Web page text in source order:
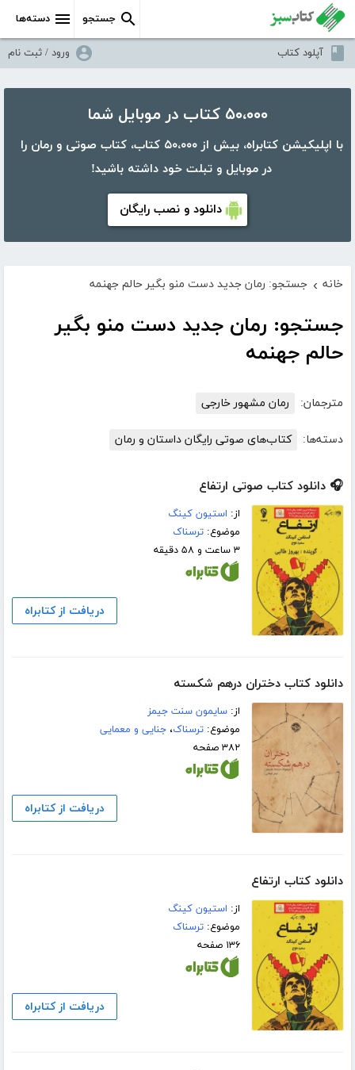
دسته‌ها جستجو
آپلود کتاب ورود / ثبت نام
۵۰،۰۰۰ کتاب در موبایل شما
با اپلیکیشن کتابراه، بیش از ۵۰،۰۰۰ کتاب، کتاب صوتی و رمان را
در موبایل و تبلت خود داشته باشید!
دانلود و نصب رایگان
خانه › جستجو: رمان جدید دست منو بگیر حالم جهنمه
جستجو: رمان جدید دست منو بگیر
حالم جهنمه
مترجمان: رمان مشهور خارجی
دسته‌ها: کتاب‌های صوتی رایگان داستان و رمان
🎧 دانلود کتاب صوتی ارتفاع
از: استیون کینگ
موضوع:ترسناک
۳ ساعت و ۵۸ دقیقه
دریافت از کتابراه
دانلود کتاب دختران درهم شکسته
از:سایمون سنت جیمز
موضوع:ترسناک،جنایی و معمایی
۳۸۲ صفحه
دریافت از کتابراه
دانلود کتاب ارتفاع
از: استیون کینگ
موضوع:ترسناک
۱۳۶ صفحه
دریافت از کتابراه